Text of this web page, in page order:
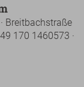
Breitbachstraße
170 1460573 ·